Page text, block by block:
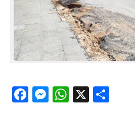
Facebook
Messenger
WhatsApp
X